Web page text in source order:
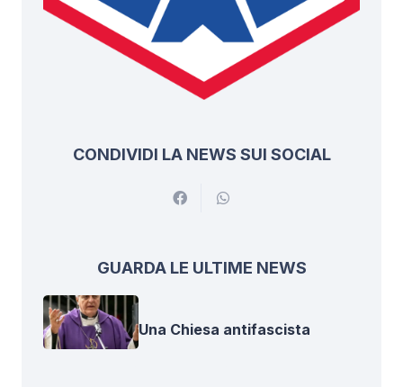
CONDIVIDI LA NEWS SUI SOCIAL
GUARDA LE ULTIME NEWS
Una Chiesa antifascista